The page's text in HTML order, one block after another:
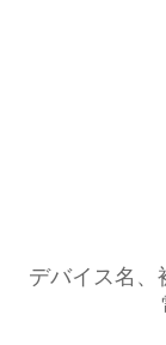
デバイス名、